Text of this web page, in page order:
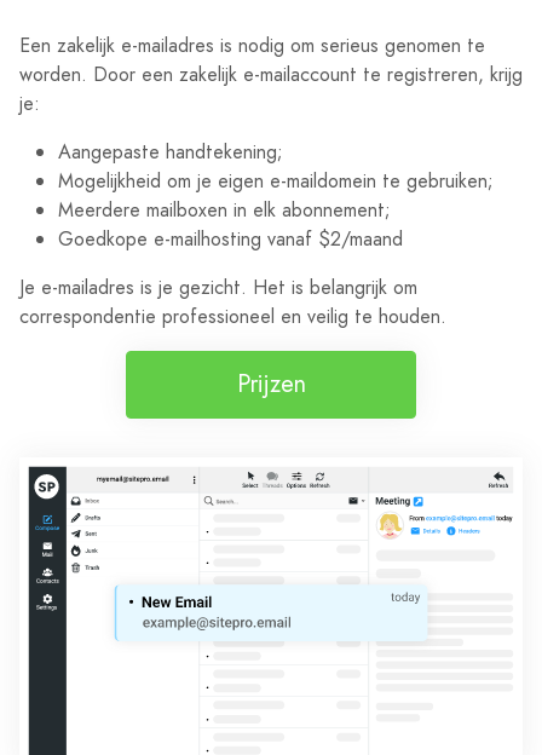
Een zakelijk e-mailadres is nodig om serieus genomen te
worden. Door een zakelijk e-mailaccount te registreren, krijg
je:
Aangepaste handtekening;
Mogelijkheid om je eigen e-maildomein te gebruiken;
Meerdere mailboxen in elk abonnement;
Goedkope e-mailhosting vanaf $2/maand
Je e-mailadres is je gezicht. Het is belangrijk om
correspondentie professioneel en veilig te houden.
Prijzen